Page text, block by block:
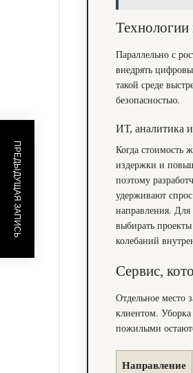
Технологии
Параллельно с
внедрять
такой среде
безопасностью.
ИТ, аналитика
Когда стоимость
издержки и
поэтому
удерживают
направления. Для
выбирать
колебаний
Сервис,
Отдельное место
клиентом.
пожилыми
Направление
ПРЕДЫДУЩАЯ ЗАПИСЬ